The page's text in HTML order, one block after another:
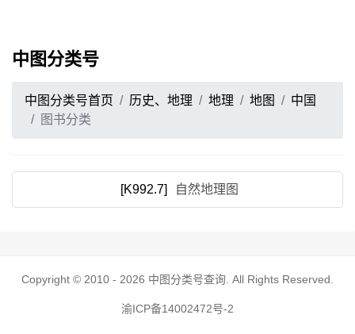
中图分类号
中图分类号首页 历史、地理 地理 地图
中国
图书分类
[K992.7] 自然地理图
Copyright © 2010 - 2026 中图分类号查询 . All Rights Reserved.
渝ICP备14002472号-2